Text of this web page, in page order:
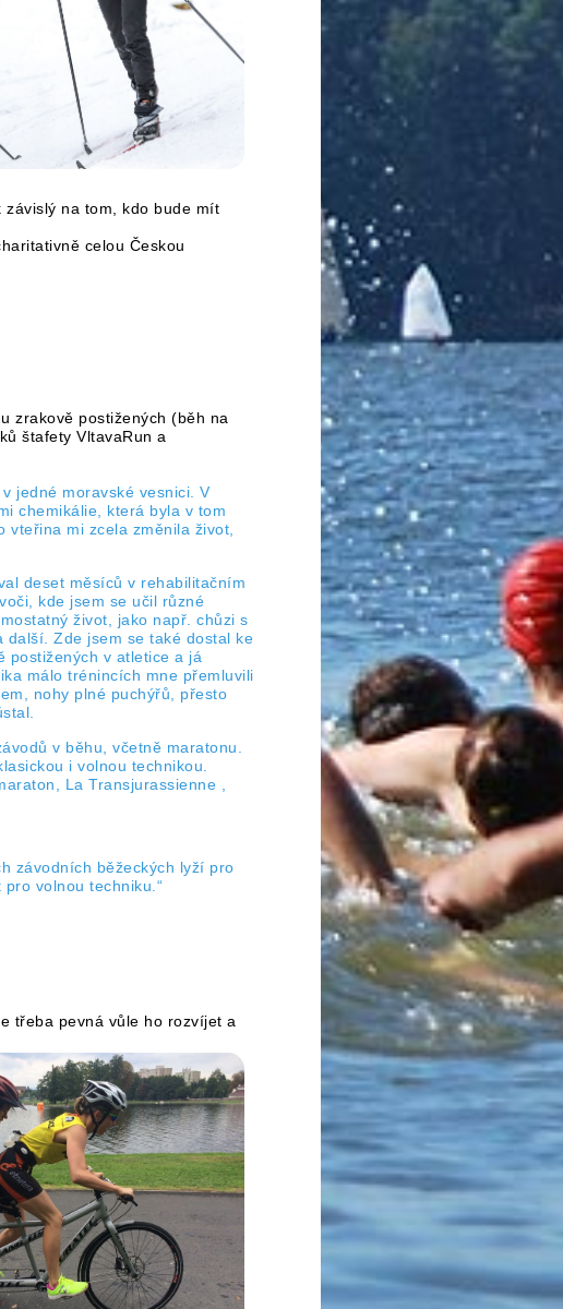
závislý na tom, kdo bude mít
celou Českou
zrakově postižených (běh na
štafety VltavaRun a
jedné moravské vesnici. V
chemikálie, která byla v tom
vteřina mi zcela změnila život,
deset měsíců v rehabilitačním
kde jsem se učil různé
život, jako např. chůzi s
Zde jsem se také dostal ke
postižených v atletice a já
málo trénincích mne přemluvili
nohy plné puchýřů, přesto
v běhu, včetně maratonu.
i volnou technikou.
La Transjurassienne ,
závodních běžeckých lyží pro
volnou techniku.“
třeba pevná vůle ho rozvíjet a